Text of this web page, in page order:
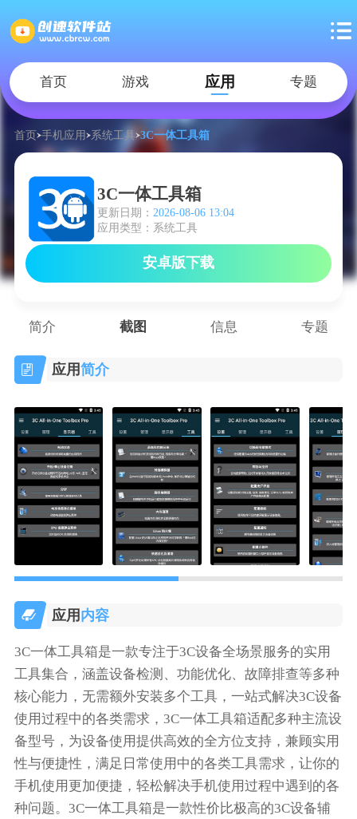
首页 游戏 应用 专题
首页 手机应用 系统工具 3C一体工具箱
3C一体工具箱
更新日期： 2026-08-06 13:04
应用类型：系统工具
安卓版下载
简介 截图 信息 专题
应用简介
应用 内容
3C一体工具箱是一款专注于3C设备全场景服务的实用
工具集合，涵盖设备检测、功能优化、故障排查等多种
核心能力，无需额外安装多个工具，一站式解决3C设备
使用过程中的各类需求，3C一体工具箱适配多种主流设
备型号，为设备使用提供高效的全方位支持，兼顾实用
性与便捷性，满足日常使用中的各类工具需求，让你的
手机使用更加便捷，轻松解决手机使用过程中遇到的各
种问题。3C一体工具箱是一款性价比极高的3C设备辅